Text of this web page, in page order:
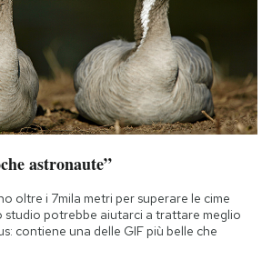
aiuto?
astronaute”
oltre i 7mila metri per superare le cime
studio potrebbe aiutarci a trattare meglio
contiene una delle GIF più belle che